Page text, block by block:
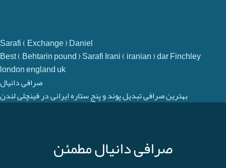
Sarafi ( Exchange ) Daniel
Best ( Behtarin pound ) Sarafi Irani ( iranian ) dar Finchley
london england uk
صرافی دانیال
بهترین صرافی تبدیل پوند و پنج ستاره ایرانی در فینچلی لندن
صرافی دانیال مطمئن